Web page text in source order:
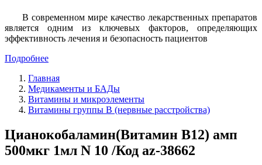
В современном мире качество лекарственных препаратов
является одним из ключевых факторов, определяющих
эффективность лечения и безопасность пациентов
Подробнее
Главная
Медикаменты и БАДы
Витамины и микроэлементы
Витамины группы В (нервные расстройства)
Цианокобаламин(Витамин В12) амп
500мкг 1мл N 10 /Код az-38662